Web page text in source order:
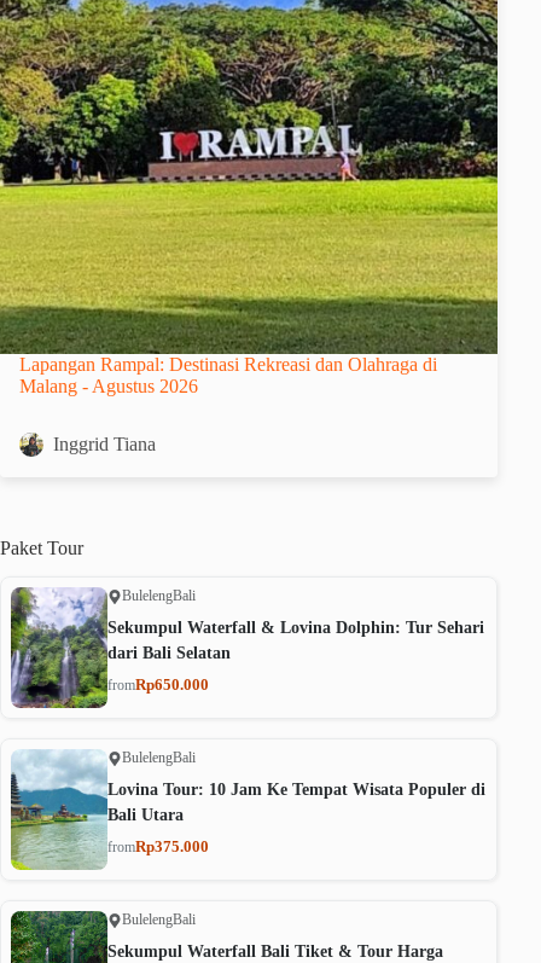
Lapangan Rampal: Destinasi Rekreasi dan Olahraga di
Malang - Agustus 2026
Inggrid Tiana
Paket Tour
BulelengBali
Sekumpul Waterfall & Lovina Dolphin: Tur Sehari
dari Bali Selatan
fromRp650.000
BulelengBali
Lovina Tour: 10 Jam Ke Tempat Wisata Populer di
Bali Utara
fromRp375.000
BulelengBali
Sekumpul Waterfall Bali Tiket & Tour Harga